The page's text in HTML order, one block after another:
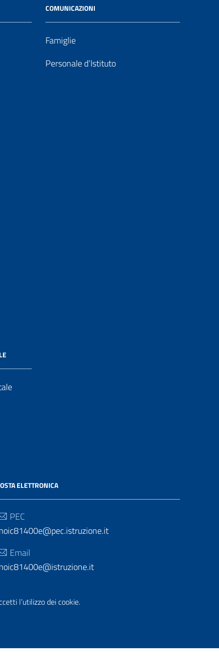
l’utilizzo dei cookie.
COMUNICAZIONI
Famiglie
Personale d’Istituto
ELETTRONICA
PEC
Email